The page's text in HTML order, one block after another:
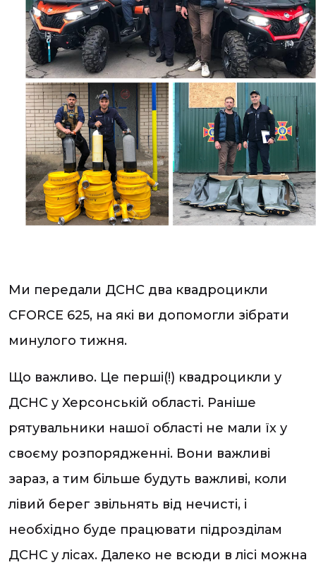
Ми передали ДСНС два квадроцикли
CFORCE 625, на які ви допомогли зібрати
минулого тижня.
Що важливо. Це перші(!) квадроцикли у
ДСНС у Херсонській області. Раніше
рятувальники нашої області не мали їх у
своєму розпорядженні. Вони важливі
зараз, а тим більше будуть важливі, коли
лівий берег звільнять від нечисті, і
необхідно буде працювати підрозділам
ДСНС у лісах. Далеко не всюди в лісі можна